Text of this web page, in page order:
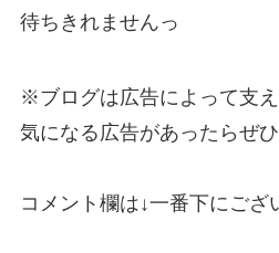
待ちきれませんっ
※ブログは広告によって支
気になる広告があったらぜ
コメント欄は↓一番下にござ